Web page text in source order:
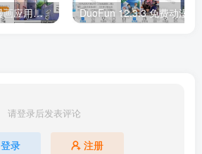
漫画星 v1.0.3 免费漫画应用，比熊漫画系列最新款，去广告纯净版
请登录后发表评论
登录 注册